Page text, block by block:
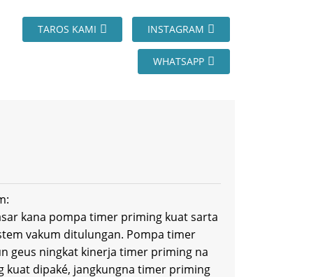
TAROS KAMI INSTAGRAM
WHATSAPP
kana pompa timer priming kuat sarta
vakum ditulungan. Pompa timer
geus ningkat kinerja timer priming na
dipaké, jangkungna timer priming